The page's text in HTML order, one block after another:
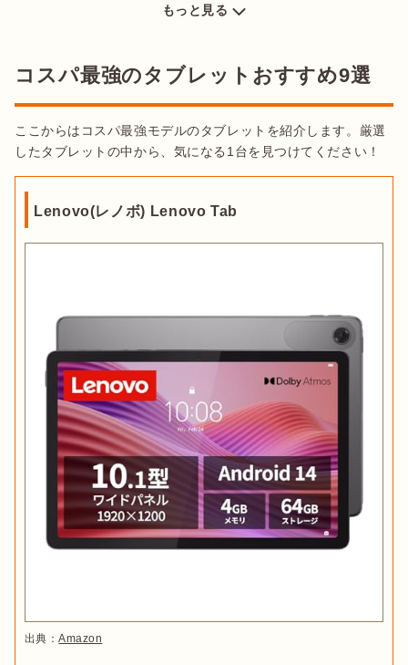
るシステムで、OSの違いによって使えるアプリも異なります。
タブレットに搭載されているOSは大きく「Android OS」と
「iPad OS」の2種類に分けられます。コスパを優先するなら
Android OSを搭載したタブレット を選びましょう。それぞれ
Android  OS
グーグルが開発したOS
アップルが開発したOS
iPadなどのアップル製品にのみ使用されて
いる
安いモデルでも5万円以上
これら2つのOS以外に、Windows OSやFire OSなどもありま
使用用途に合わせて画面サイズを選ぶ
タブレットの画面サイズは7〜11インチほどのアイテムが主流
です。使い方に合わせて画面サイズを選びましょう。
では少し物足りないけど、大きくて重たいものは持ち運びた
もっと見る
コスパ最強のタブレットおすすめ9選
ここからはコスパ最強モデルのタブレットを紹介します。厳選
したタブレットの中から、気になる1台を見つけてください！
Lenovo(レノボ) Lenovo Tab
出典：Amazon